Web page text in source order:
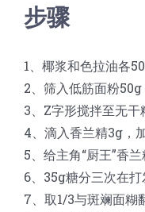
步骤
1、椰浆和色拉油各
2、筛入低筋面粉50g
3、Z字形搅拌至无
4、滴入香兰精3g，
5、给主角“厨王”香
6、35g糖分三次在
7、取1/3与斑斓面糊